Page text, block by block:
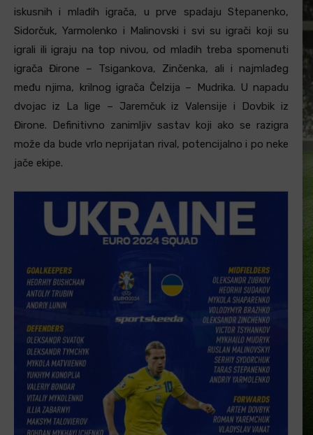
iskusnih i mlađih igrača, u prve spadaju Stepanenko,
Sidorčuk, Yarmolenko i Malinovski i svi su igrači koji su
igrali ili igraju na top nivou, od mlađih treba spomenuti
igrača Đirone – Tsigankova, Zinčenka, ali i najmlađeg
među njima, krilnog igrača Čelzija – Mudrika. U napadu
dvojac iz La lige – Jaremčuk iz Valensije i Dovbik iz
Đirone. Definitivno zanimljiv sastav koji ako se razigra
može da bude vrlo neprijatan rival, potencijalno i po neke
jače ekipe.